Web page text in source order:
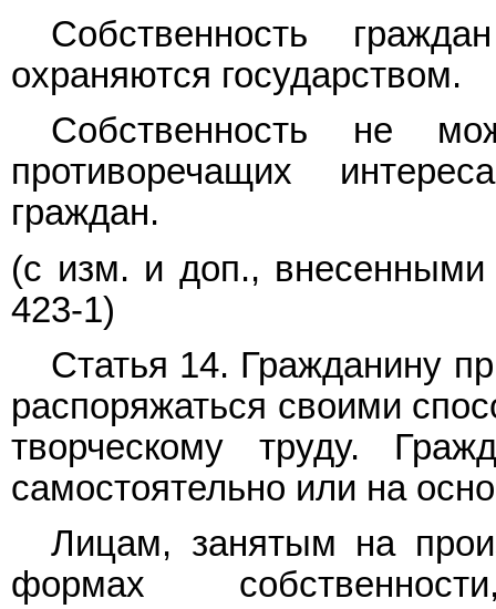
Собственность
охраняются государством.
Собственность не
противоречащих
граждан.
(с изм. и доп.,
423-1)
Статья 14. Гражданину
распоряжаться своими
творческому труду.
самостоятельно или на
Лицам, занятым на
формах